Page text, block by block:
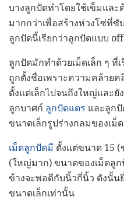
บางลูกปัดทำโดยใช้เข็มและ
มากกว่าเพื่อสร้างห่วงโซ่ที่
ลูกปัดนี้เรียกว่าลูกปัดแบบ
ลูกปัดมักทำด้วยเม็ดเล็ก ๆ ที่เ
ถูกตั้งชื่อเพราะความคล้าย
ตั้งแต่เล็กไปจนถึงใหญ่และยั
ลูกบาศก์ ลูกปัดแตร และลูก
ขนาดเล็กรูปร่างกลมของเม็
เม็ดลูกปัดมี ตั้งแต่ขนาด 15 (
(ใหญ่มาก) ขนาดของเม็ดลู
ข้างจะพอดีกับนิ้วกี่นิ้ว ดังนั้น
ขนาดเล็กเท่านั้น